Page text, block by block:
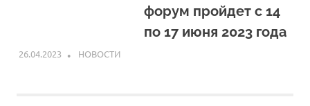
форум пройдет с 14
по 17 июня 2023 года
26.04.2023 ARPP
НОВОСТИ